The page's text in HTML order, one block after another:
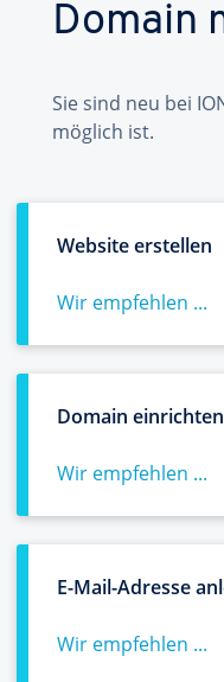
Domain
Sie sind neu bei
möglich ist.
Website erstellen
Wir empfehlen ...
Domain einrichten
Wir empfehlen ...
E-Mail-Adresse
Wir empfehlen ...